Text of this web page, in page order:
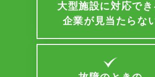
大型施設に対応でき
企業が見当たらな